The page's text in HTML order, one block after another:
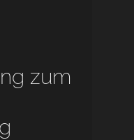
zum